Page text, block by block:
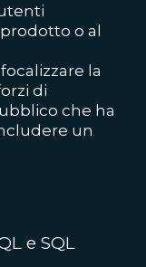
o al
la
di
che ha
un
e SQL